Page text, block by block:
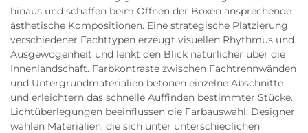
hinaus und schaffen beim Öffnen der Boxen ansprechende
ästhetische Kompositionen. Eine strategische Platzierung
verschiedener Fachttypen erzeugt visuellen Rhythmus und
Ausgewogenheit und lenkt den Blick natürlicher über die
Innenlandschaft. Farbkontraste zwischen Fachtrennwänden
und Untergrundmaterialien betonen einzelne Abschnitte
und erleichtern das schnelle Auffinden bestimmter Stücke.
Lichtüberlegungen beeinflussen die Farbauswahl: Designer
wählen Materialien, die sich unter unterschiedlichen